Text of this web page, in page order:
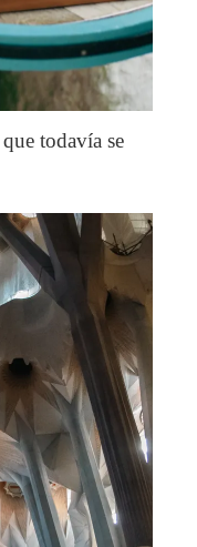
todavía se